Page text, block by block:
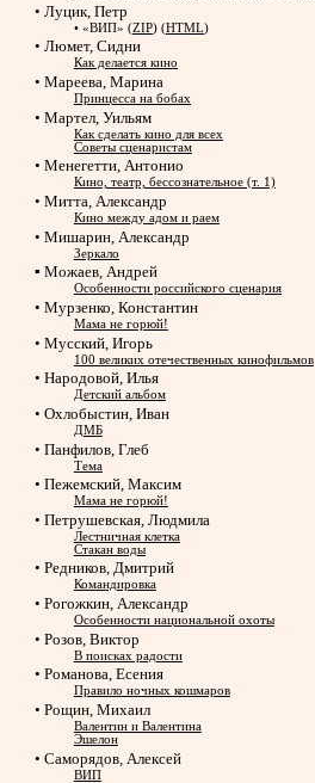
• Луцик, Петр
• «ВИП» (ZIP) (HTML)
• Люмет, Сидни
Как делается кино
• Мареева, Марина
Принцесса на бобах
• Мартел, Уильям
Как сделать кино для всех
Советы сценаристам
• Менегетти, Антонио
Кино, театр, бессознательное (т. 1)
• Митта, Александр
Кино между адом и раем
• Мишарин, Александр
Зеркало
▪ Можаев, Андрей
Особенности российского сценария
• Мурзенко, Константин
Мама не горюй!
• Мусский, Игорь
100 великих отечественных кинофильмов
• Народовой, Илья
Детский альбом
• Охлобыстин, Иван
ДМБ
• Панфилов, Глеб
Тема
• Пежемский, Максим
Мама не горюй!
• Петрушевская, Людмила
Лестничная клетка
Стакан воды
• Редников, Дмитрий
Командировка
• Рогожкин, Александр
Особенности национальной охоты
• Розов, Виктор
В поисках радости
• Романова, Есения
Правило ночных кошмаров
• Рощин, Михаил
Валентин и Валентина
Эшелон
• Саморядов, Алексей
ВИП